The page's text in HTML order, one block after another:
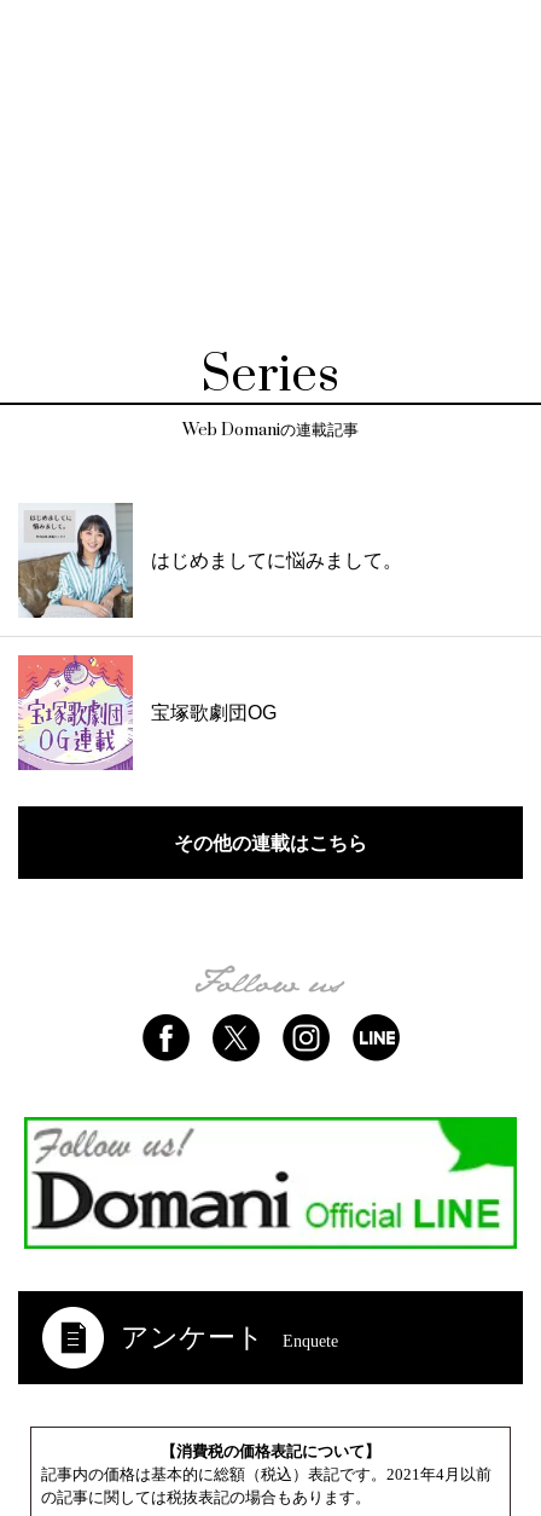
Series
Web Domaniの連載記事
はじめましてに悩みまして。
宝塚歌劇団OG
その他の連載はこちら
アンケート Enquete
【消費税の価格表記について】
記事内の価格は基本的に総額（税込）表記です。2021年4月以前
の記事に関しては税抜表記の場合もあります。